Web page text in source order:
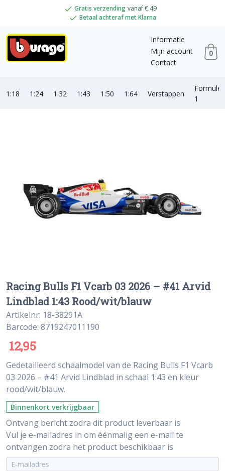
Gratis verzending vanaf € 49
Betaal achteraf met Klarna
Informatie
Mijn account
Contact
0
1:18 1:24 1:32 1:43 1:50 1:64 Verstappen
Formule
1
Racing Bulls F1 Vcarb 03 2026 – #41 Arvid
Lindblad 1:43 Rood/wit/blauw
Artikelnr: 18-38291A
Barcode: 8719247011190
12,95
Gedetailleerd schaalmodel van de Racing Bulls F1 Vcarb
03 2026 – #41 Arvid Lindblad in schaal 1:43 en kleur
rood/wit/blauw.
Binnenkort verkrijgbaar
Ontvang bericht zodra dit product leverbaar is
Vul je e-mailadres in om éénmalig een e-mail te
ontvangen zodra het product beschikbaar is